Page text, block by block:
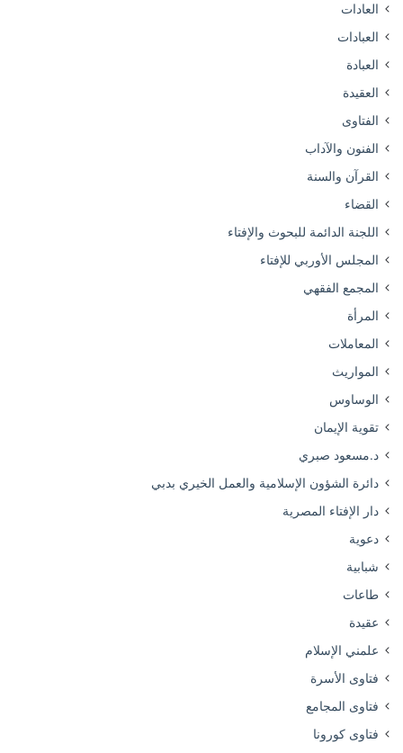
العادات
العبادات
العبادة
العقيدة
الفتاوى
الفنون والآداب
القرآن والسنة
القضاء
اللجنة الدائمة للبحوث والإفتاء
المجلس الأوربي للإفتاء
المجمع الفقهي
المرأة
المعاملات
المواريث
الوساوس
تقوية الإيمان
د.مسعود صبري
دائرة الشؤون الإسلامية والعمل الخيري بدبي
دار الإفتاء المصرية
دعوية
شبابية
طاعات
عقيدة
علمني الإسلام
فتاوى الأسرة
فتاوى المجامع
فتاوى كورونا